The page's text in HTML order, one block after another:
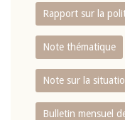
Rapport sur la
Note thématique
Note sur la
Bulletin mensuel